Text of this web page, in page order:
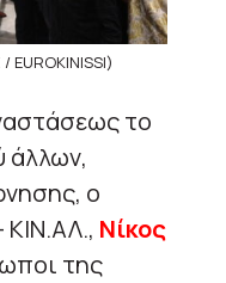
το
άλλων,
ο
Νίκος
της